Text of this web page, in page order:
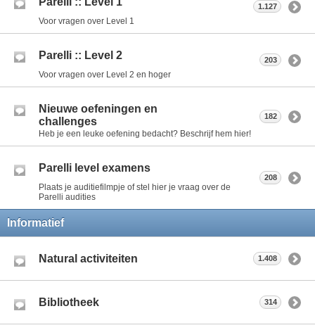
Voor vragen over Level 1
1.127
Parelli :: Level 2
Voor vragen over Level 2 en hoger
203
Nieuwe oefeningen en
challenges
Heb je een leuke oefening bedacht? Beschrijf hem hier!
182
Parelli level examens
Plaats je auditiefilmpje of stel hier je vraag over de
Parelli audities
208
Informatief
Natural activiteiten 1.408
Bibliotheek 314